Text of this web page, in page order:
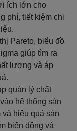
ích lớn cho
phí, tiết kiệm chi
Pareto, biểu đồ
giúp tìm ra
lượng và áp
quản lý chất
hệ thống sản
hiệu quả sản
biến động và